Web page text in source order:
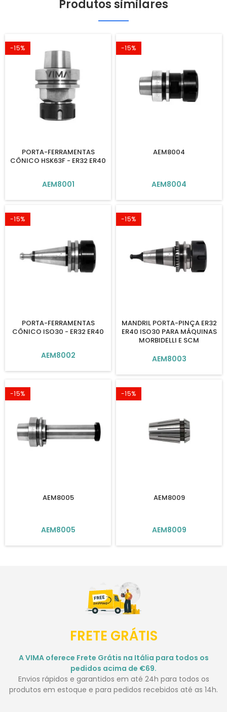
Produtos similares
-15%
PORTA-FERRAMENTAS
CÔNICO HSK63F - ER32 ER40
AEM8001
-15%
AEM8004
AEM8004
-15%
PORTA-FERRAMENTAS
CÔNICO ISO30 - ER32 ER40
AEM8002
-15%
MANDRIL PORTA-PINÇA ER32
ER40 ISO30 PARA MÁQUINAS
MORBIDELLI E SCM
AEM8003
-15%
AEM8005
AEM8005
-15%
AEM8009
AEM8009
FRETE GRÁTIS
A VIMA oferece Frete Grátis na Itália para todos os
pedidos acima de €69.
Envios rápidos e garantidos em até 24h para todos os
produtos em estoque e para pedidos recebidos até as 14h.